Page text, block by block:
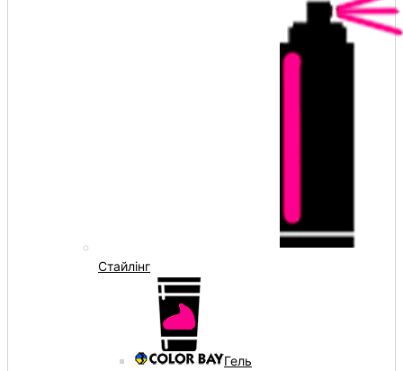
Стайлінг
Гель